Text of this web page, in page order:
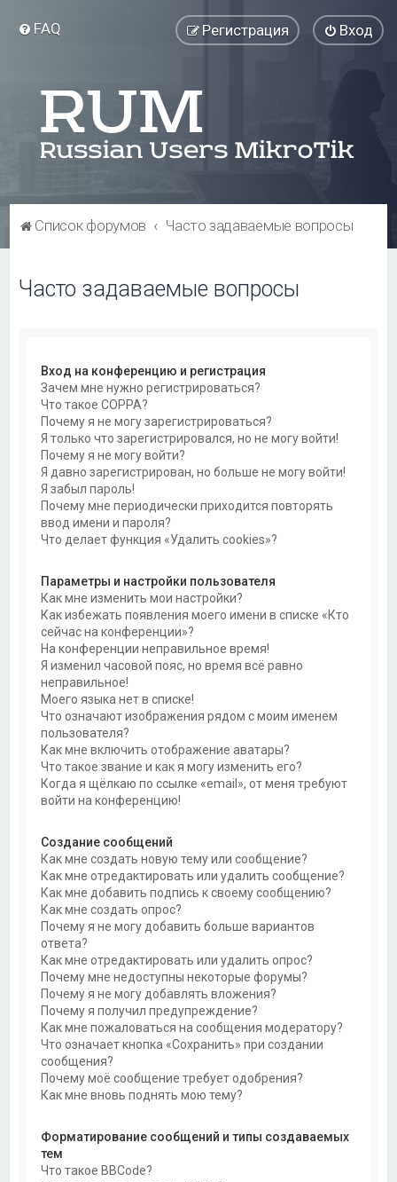
FAQ Вход
Регистрация
Список форумов Часто задаваемые вопросы
Часто задаваемые вопросы
Вход на конференцию и регистрация
Зачем мне нужно регистрироваться?
Что такое COPPA?
Почему я не могу зарегистрироваться?
Я только что зарегистрировался, но не могу войти!
Почему я не могу войти?
Я давно зарегистрирован, но больше не могу войти!
Я забыл пароль!
Почему мне периодически приходится повторять
ввод имени и пароля?
Что делает функция «Удалить cookies»?
Параметры и настройки пользователя
Как мне изменить мои настройки?
Как избежать появления моего имени в списке «Кто
сейчас на конференции»?
На конференции неправильное время!
Я изменил часовой пояс, но время всё равно
неправильное!
Моего языка нет в списке!
Что означают изображения рядом с моим именем
пользователя?
Как мне включить отображение аватары?
Что такое звание и как я могу изменить его?
Когда я щёлкаю по ссылке «email», от меня требуют
войти на конференцию!
Создание сообщений
Как мне создать новую тему или сообщение?
Как мне отредактировать или удалить сообщение?
Как мне добавить подпись к своему сообщению?
Как мне создать опрос?
Почему я не могу добавить больше вариантов
ответа?
Как мне отредактировать или удалить опрос?
Почему мне недоступны некоторые форумы?
Почему я не могу добавлять вложения?
Почему я получил предупреждение?
Как мне пожаловаться на сообщения модератору?
Что означает кнопка «Сохранить» при создании
сообщения?
Почему моё сообщение требует одобрения?
Как мне вновь поднять мою тему?
Форматирование сообщений и типы создаваемых
тем
Что такое BBCode?